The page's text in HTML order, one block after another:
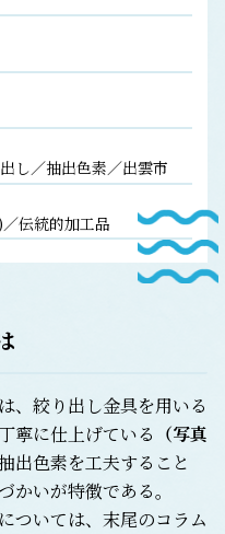
し／抽出色素／出雲市
伝統的加工品
、絞り出し金具を用いる
寧に仕上げている （写真
出色素を工夫すること
かいが特徴である。
ついては、末尾のコラム